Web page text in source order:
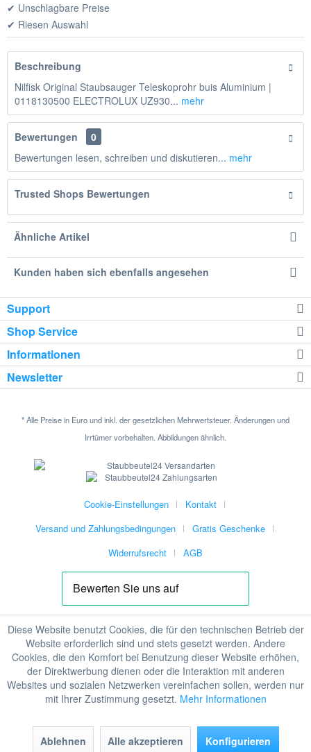
✔ Unschlagbare Preise
✔ Riesen Auswahl
Beschreibung
Nilfisk Original Staubsauger Teleskoprohr buis Aluminium |
0118130500 ELECTROLUX UZ930... mehr
Bewertungen
0
Bewertungen lesen, schreiben und diskutieren... mehr
Trusted Shops Bewertungen
Ähnliche Artikel
Kunden haben sich ebenfalls angesehen
Support
Shop Service
Informationen
Newsletter
* Alle Preise in Euro und inkl. der gesetzlichen Mehrwertsteuer. Änderungen und
Irrtümer vorbehalten. Abbildungen ähnlich.
Cookie-Einstellungen
Kontakt
Versand und Zahlungsbedingungen
Gratis Geschenke
Widerrufsrecht
AGB
Diese Website benutzt Cookies, die für den technischen Betrieb der
Website erforderlich sind und stets gesetzt werden. Andere
Cookies, die den Komfort bei Benutzung dieser Website erhöhen,
der Direktwerbung dienen oder die Interaktion mit anderen
Websites und sozialen Netzwerken vereinfachen sollen, werden nur
mit Ihrer Zustimmung gesetzt. Mehr Informationen
Ablehnen Alle akzeptieren Konfigurieren